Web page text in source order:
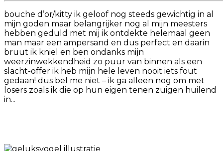
bouche d’or/kitty ik geloof nog steeds gewichtig in al
mijn goden maar belangrijker nog al mijn meesters
hebben geduld met mij ik ontdekte helemaal geen
man maar een ampersand en dus perfect en daarin
bruut ik kniel en ben ondanks mijn
weerzinwekkendheid zo puur van binnen als een
slacht-offer ik heb mijn hele leven nooit iets fout
gedaan! dus bel me niet – ik ga alleen nog om met
losers zoals ik die op hun eigen tenen zuigen huilend
in...